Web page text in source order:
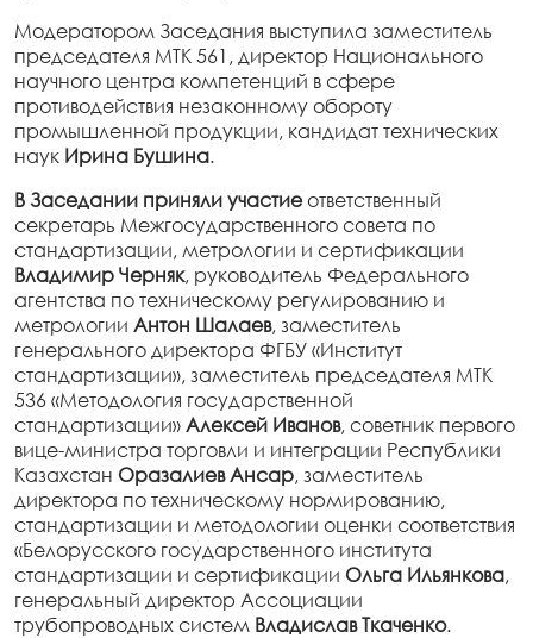
Модератором Заседания выступила заместитель
председателя МТК 561, директор Национального
научного центра компетенций в сфере
противодействия незаконному обороту
промышленной продукции, кандидат технических
наук Ирина Бушина.
В Заседании приняли участиеответственный
секретарь Межгосударственного совета по
стандартизации, метрологии и сертификации
Владимир Черняк, руководитель Федерального
агентства по техническому регулированию и
метрологии Антон Шалаев, заместитель
генерального директора ФГБУ «Институт
стандартизации», заместитель председателя МТК
536 «Методология государственной
стандартизации»Алексей Иванов, советник первого
вице-министра торговли и интеграции Республики
Казахстан Оразалиев Ансар, заместитель
директора по техническому нормированию,
стандартизации и методологии оценки соответствия
«Белорусского государственного института
стандартизации и сертификации Ольга Ильянкова,
генеральный директор Ассоциации
трубопроводных систем Владислав Ткаченко.